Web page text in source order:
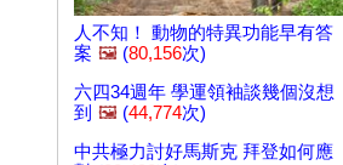
人不知！ 動物的特異功能早有答
案 🖼️ (80,156次)
六四34週年 學運領袖談幾個沒想
到 🖼️ (44,774次)
中共極力討好馬斯克 拜登如何應